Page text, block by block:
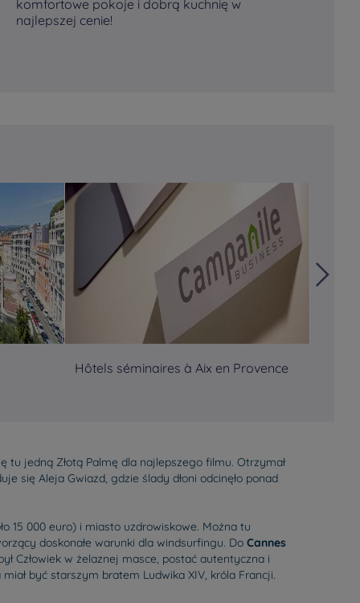
komfortowe pokoje i dobrą kuchnię w
najlepszej cenie!
Hôtels séminaires à Aix en Provence
jedną Złotą Palmę dla najlepszego filmu. Otrzymał
się Aleja Gwiazd, gdzie ślady dłoni odcinęło ponad
15 000 euro) i miasto uzdrowiskowe. Można tu
doskonałe warunki dla windsurfingu. Do Cannes
Człowiek w żelaznej masce, postać autentyczna i
być starszym bratem Ludwika XIV, króla Francji.